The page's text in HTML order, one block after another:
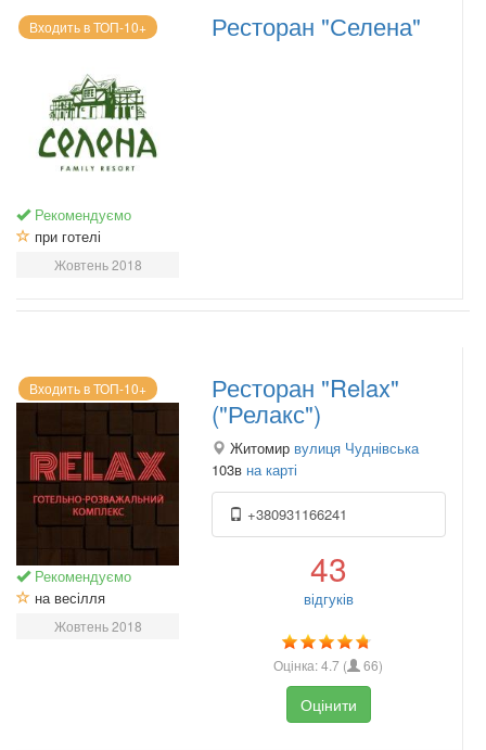
Входить в ТОП-10+
Рекомендуємо
при готелі
Жовтень 2018
Ресторан "Селена"
Входить в ТОП-10+
Рекомендуємо
на весілля
Жовтень 2018
Ресторан "Relax"
("Релакс")
Житомир вулиця Чуднівська
103в на карті
+380931166241
43
відгуків
Оцінка:4.7 ( 66)
Оцінити